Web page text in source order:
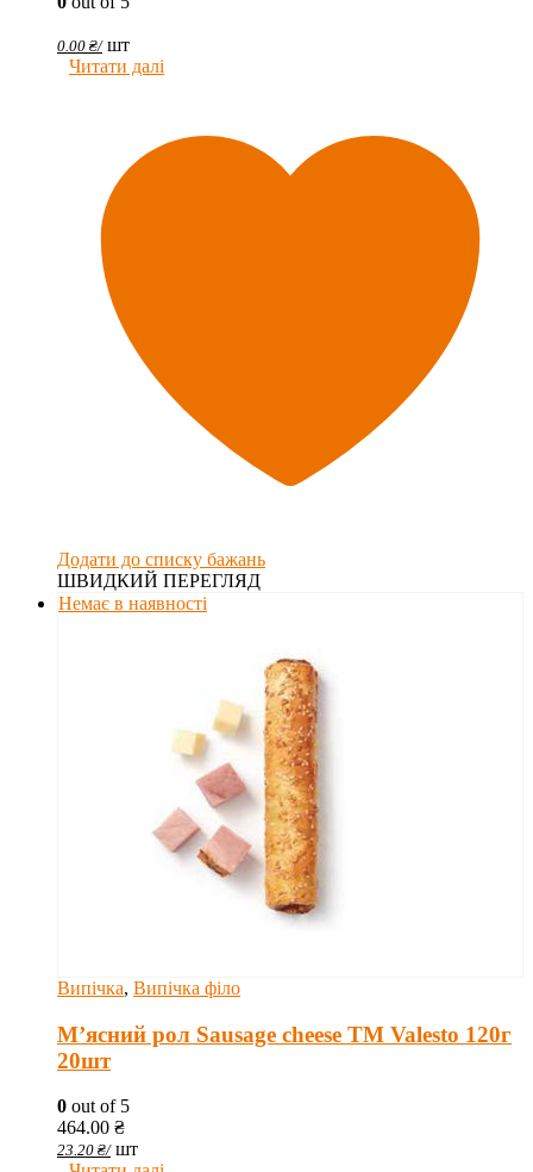
0.00 ₴/ шт
Читати далі
Додати до списку бажань
ШВИДКИЙ ПЕРЕГЛЯД
Немає в наявності
Випічка, Випічка філо
М’ясний рол Sausage cheese TM Valesto 120г
20шт
0 out of 5
464.00 ₴
23.20 ₴/ шт